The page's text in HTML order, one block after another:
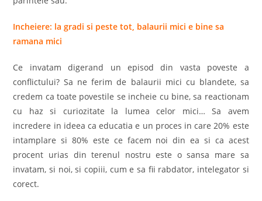
Incheiere: la gradi si peste tot, balaurii mici e bine sa
ramana mici
Ce invatam digerand un episod din vasta poveste a
conflictului? Sa ne ferim de balaurii mici cu blandete, sa
credem ca toate povestile se incheie cu bine, sa reactionam
cu haz si curiozitate la lumea celor mici… Sa avem
incredere in ideea ca educatia e un proces in care 20% este
intamplare si 80% este ce facem noi din ea si ca acest
procent urias din terenul nostru este o sansa mare sa
invatam, si noi, si copiii, cum e sa fii rabdator, intelegator si
corect.